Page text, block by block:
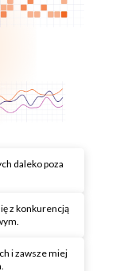
daleko poza
z konkurencją
i zawsze miej